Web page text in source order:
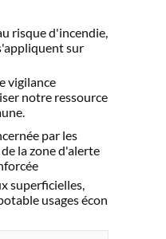
risque d'incendie,
sur
vigilance
notre ressource
par les
la zone d'alerte
superficielles,
usages écon